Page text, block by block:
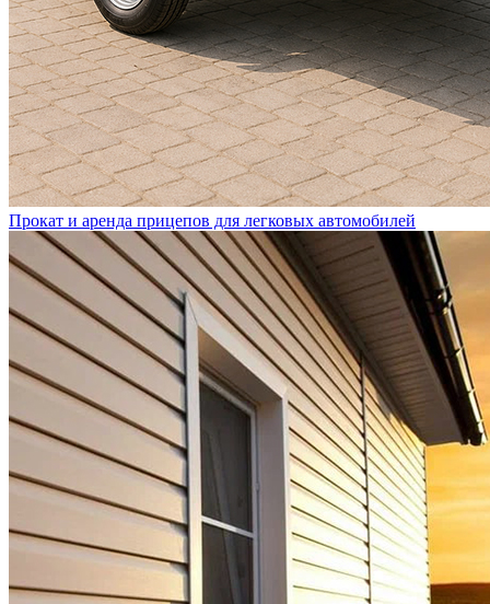
Прокат и аренда прицепов для легковых автомобилей